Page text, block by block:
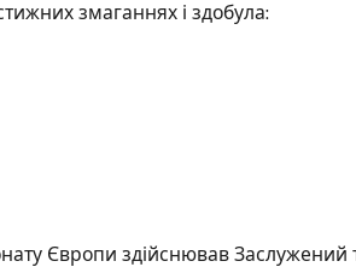
змаганнях і здобула:
Європи здійснював Заслужений